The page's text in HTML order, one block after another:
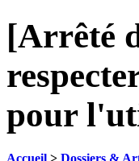
[Arrêté
pour
Accueil > Dossiers &